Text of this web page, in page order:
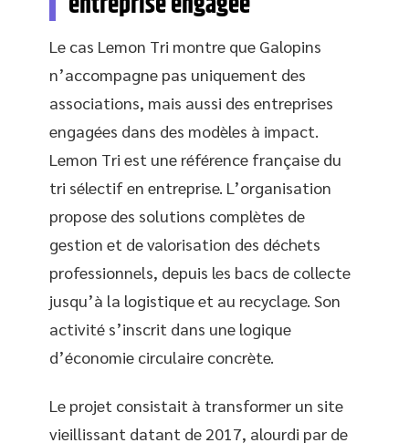
Le cas Lemon Tri montre que Galopins
n’accompagne pas uniquement des
associations, mais aussi des entreprises
engagées dans des modèles à impact.
Lemon Tri est une référence française du
tri sélectif en entreprise. L’organisation
propose des solutions complètes de
gestion et de valorisation des déchets
professionnels, depuis les bacs de collecte
jusqu’à la logistique et au recyclage. Son
activité s’inscrit dans une logique
d’économie circulaire concrète.
Le projet consistait à transformer un site
vieillissant datant de 2017, alourdi par de